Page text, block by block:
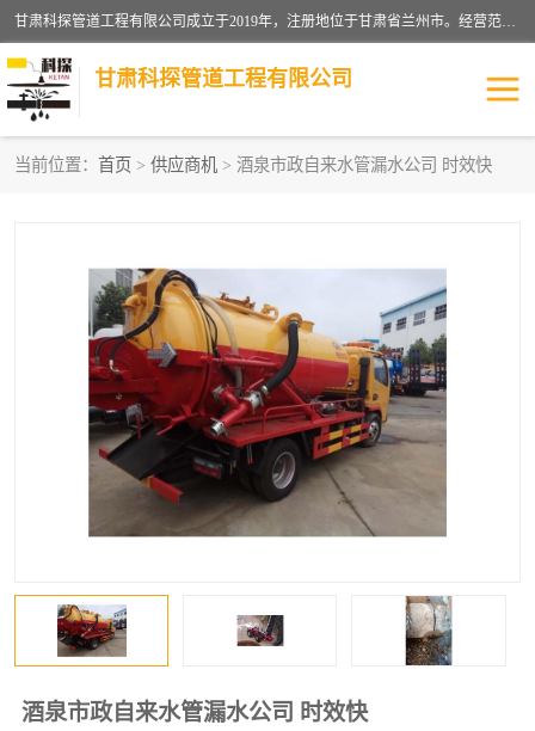
甘肃科探管道工程有限公司成立于2019年，注册地位于甘肃省兰州市。经营范围包括管道安装、清洗、疏通、维修、检测，防水工程，工程钻孔，化粪池清理，暖气安装，给排水管道安装维修，室内外管道如消防、供水、供热管道漏水检测定位，室内外防水堵漏等。
甘肃科探管道工程有限公司
当前位置： 首页 > 供应商机 > 酒泉市政自来水管漏水公司 时效快
酒泉市政自来水管漏水公司 时效快
漏水检查维修 消防管道漏水
供热管道漏水 排水管道漏水
自来水管漏水 管道疏通
高压车疏通清淤